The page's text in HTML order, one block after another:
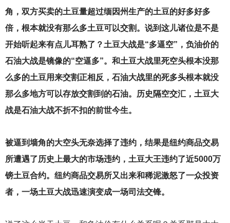
角，双方买卖的土豆量超过缅因州生产的土豆的好多好多
倍，根本就没有那么多土豆可以交割。说到这儿诸位是不是
开始听起来有点儿耳熟了？土豆大战是“多逼空”，负油价的
石油大战是镜像的“空逼多”。和土豆大战里死空头根本没那
么多的土豆用来交割正相反，石油大战里的死多头根本就没
那么多地方可以存放交割到的石油。历史隔空交汇，土豆大
战是石油大战不折不扣的前世今生。
被逼到墙角的大空头无奈选择了违约，结果是纽约商品交易
所遭遇了历史上最大的市场违约，土豆大王违约了近5000万
镑土豆合约。纽约商品交易所又出来和稀泥激怒了一众投资
者，一场土豆大战迅速演变成一场司法交锋。